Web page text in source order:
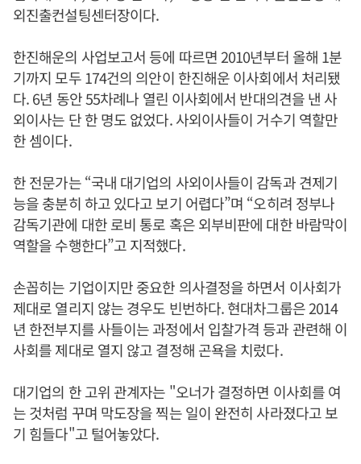
외진출컨설팅센터장이다.
한진해운의 사업보고서 등에 따르면 2010년부터 올해 1분
기까지 모두 174건의 의안이 한진해운 이사회에서 처리됐
다. 6년 동안 55차례나 열린 이사회에서 반대의견을 낸 사
외이사는 단 한 명도 없었다. 사외이사들이 거수기 역할만
한 셈이다.
한 전문가는 “국내 대기업의 사외이사들이 감독과 견제기
능을 충분히 하고 있다고 보기 어렵다”며 “오히려 정부나
감독기관에 대한 로비 통로 혹은 외부비판에 대한 바람막이
역할을 수행한다”고 지적했다.
손꼽히는 기업이지만 중요한 의사결정을 하면서 이사회가
제대로 열리지 않는 경우도 빈번하다. 현대차그룹은 2014
년 한전부지를 사들이는 과정에서 입찰가격 등과 관련해 이
사회를 제대로 열지 않고 결정해 곤욕을 치렀다.
대기업의 한 고위 관계자는 "오너가 결정하면 이사회를 여
는 것처럼 꾸며 막도장을 찍는 일이 완전히 사라졌다고 보
기 힘들다"고 털어놓았다.